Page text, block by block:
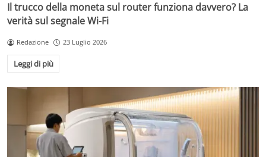
Il trucco della moneta sul router funziona davvero? La
verità sul segnale Wi-Fi
Redazione 23 Luglio 2026
Leggi di più